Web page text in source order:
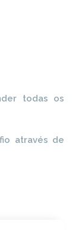
todas os
através de